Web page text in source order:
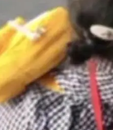
国传媒大学
事视频、音
，实际支出
的是，该项目
持续运行长
觉异常。这
近半年时间
在今年底或
水平。 Dela
作。中国的
里加速迭代，
原话是 "buil
气。 这个判
Face 是
上百万个模
扩展系
软件工程师
序？答案几
的程序写程
系统、智能
。 Crawsh
coding age
核心论点很
不是传统的自
直接相关的
请，全
诞生
没人想到它
。 8月1日，
添翼（tiany
Harness 相
Har
一多模态模